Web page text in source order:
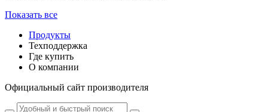
Показать все
Продукты
Техподдержка
Где купить
О компании
Официальный сайт производителя